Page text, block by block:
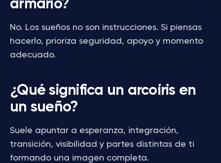
armario?
No. Los sueños no son instrucciones. Si piensas
hacerlo, prioriza seguridad, apoyo y momento
adecuado.
¿Qué significa un arcoíris en
un sueño?
Suele apuntar a esperanza, integración,
transición, visibilidad y partes distintas de ti
formando una imagen completa.